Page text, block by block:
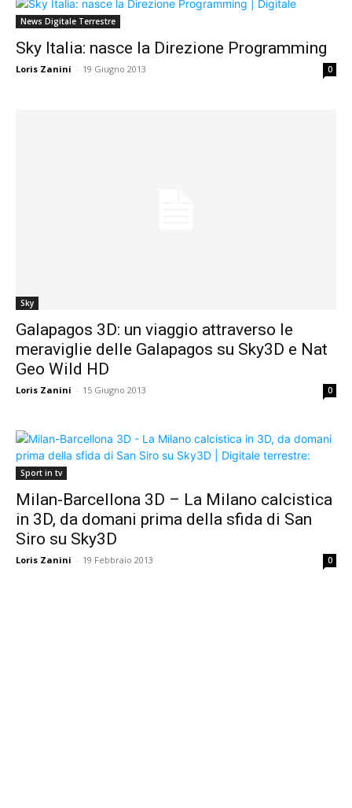
News Digitale Terrestre
Sky Italia: nasce la Direzione Programming
Loris Zanini - 19 Giugno 2013 0
Sky
Galapagos 3D: un viaggio attraverso le
meraviglie delle Galapagos su Sky3D e Nat
Geo Wild HD
Loris Zanini - 15 Giugno 2013 0
Sport in tv
Milan-Barcellona 3D – La Milano calcistica
in 3D, da domani prima della sfida di San
Siro su Sky3D
Loris Zanini - 19 Febbraio 2013 0